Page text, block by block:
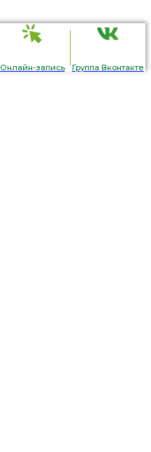
Онлайн-запись Группа Вконтакте